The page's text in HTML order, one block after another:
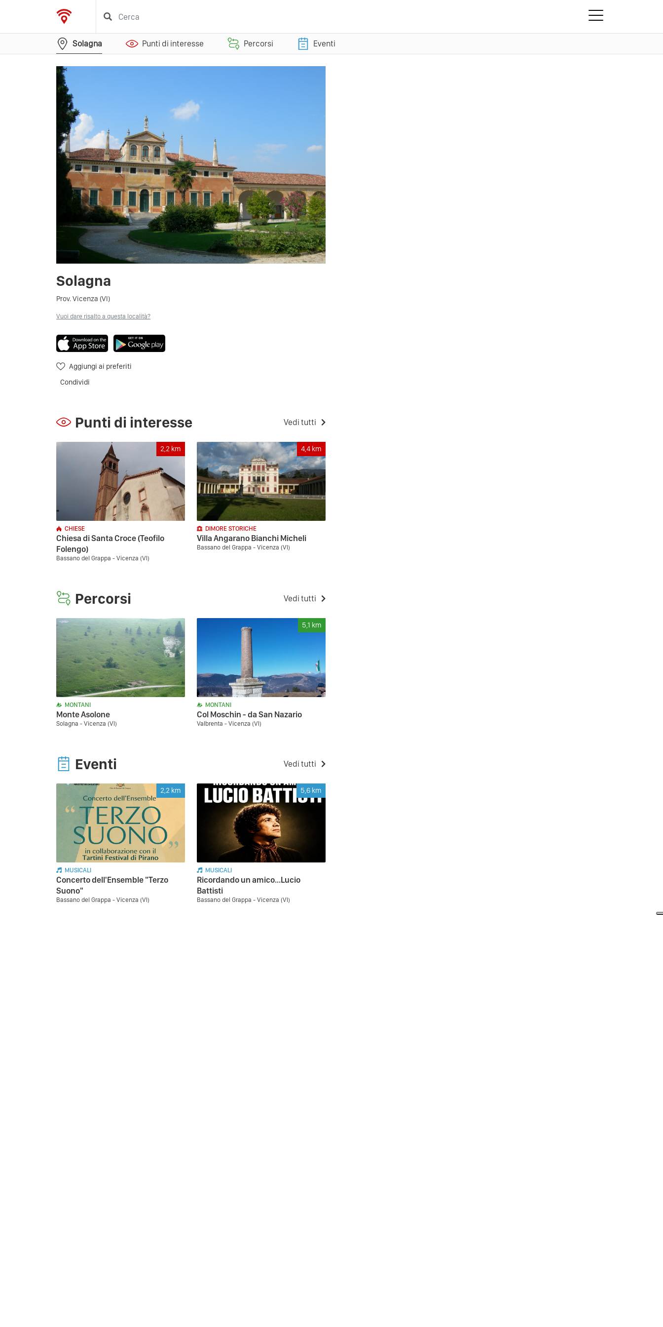
Solagna Punti di interesse Percorsi Eventi
Solagna
Prov. Vicenza (VI)
Vuoi dare risalto a questa località?
Aggiungi ai preferiti
Condividi
Punti di interesse Vedi tutti
2,2 km
CHIESE
Chiesa di Santa Croce (Teofilo
Folengo)
Bassano del Grappa - Vicenza (VI)
4,4 km
DIMORE STORICHE
Villa Angarano Bianchi Micheli
Bassano del Grappa - Vicenza (VI)
Percorsi Vedi tutti
MONTANI
Monte Asolone
Solagna - Vicenza (VI)
5,1 km
MONTANI
Col Moschin - da San Nazario
Valbrenta - Vicenza (VI)
Eventi Vedi tutti
2,2 km
MUSICALI
Concerto dell'Ensemble "Terzo
Suono"
Bassano del Grappa - Vicenza (VI)
5,6 km
MUSICALI
Ricordando un amico...Lucio
Battisti
Bassano del Grappa - Vicenza (VI)